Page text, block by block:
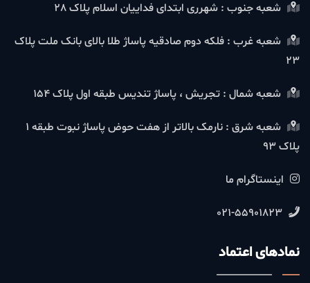
شعبه جنوب : شهرری ابتدای فداییان اسلام پلاک 28
شعبه غرب : فلکه دوم صادقیه پاساژ طلا بالای بانک ملت پلاک
23
شعبه شمال : تجریش ، پاساژ تندیس طبقه اول پلاک 154
شعبه شرق : نارمک بالاتر از هفت حوض پاساژ نبوت طبقه 1
پلاک 93
اینستاگرام ما
021-55901823
نمادهای اعتماد